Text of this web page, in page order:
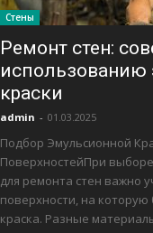
Стены
Ремонт стен:
использованию
краски
admin - 01.03.2025
Подбор Эмульсионной
ПоверхностейПри
для ремонта стен важно
поверхности, на которую
краска. Разные